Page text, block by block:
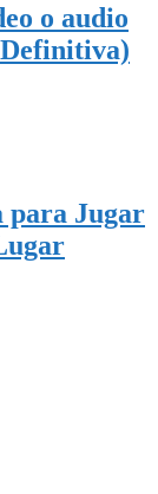
o audio
Jugar